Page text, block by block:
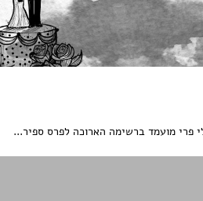
פרי מועמד ברשימה הארוכה לפרס ספיר...